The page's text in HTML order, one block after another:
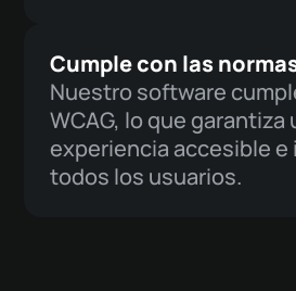
Cumple con las
Nuestro software
WCAG, lo que garantiza
experiencia accesible e
todos los usuarios.